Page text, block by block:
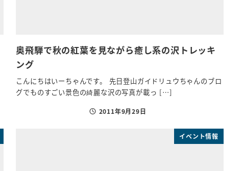
奥飛騨で秋の紅葉を見ながら癒し系の沢トレッキ
ング
こんにちはいーちゃんです。 先日登山ガイドリュウちゃんのブロ
グでものすごい景色の綺麗な沢の写真が載っ […]
投稿日2011年9月29日
イベント情報